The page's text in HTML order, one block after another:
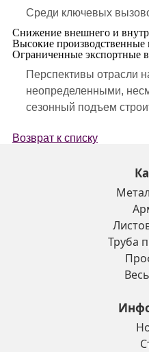
Среди ключевых
Снижение внешнего и
Высокие производственные
Ограниченные экспортные
Перспективы отрасли
неопределенными,
сезонный подъем
Возврат к списку
Труба